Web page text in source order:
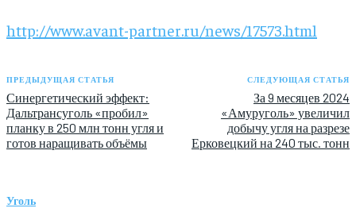
http://www.avant-partner.ru/news/17573.html
ПРЕДЫДУЩАЯ СТАТЬЯ
Синергетический эффект:
Дальтрансуголь «пробил»
планку в 250 млн тонн угля и
готов наращивать объёмы
СЛЕДУЮЩАЯ СТАТЬЯ
За 9 месяцев 2024
«Амуруголь» увеличил
добычу угля на разрезе
Ерковецкий на 240 тыс. тонн
Уголь